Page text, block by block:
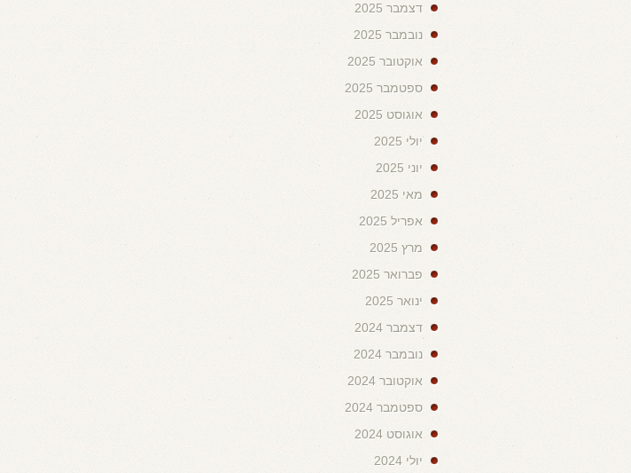
דצמבר 2025
נובמבר 2025
אוקטובר 2025
ספטמבר 2025
אוגוסט 2025
יולי 2025
יוני 2025
מאי 2025
אפריל 2025
מרץ 2025
פברואר 2025
ינואר 2025
דצמבר 2024
נובמבר 2024
אוקטובר 2024
ספטמבר 2024
אוגוסט 2024
יולי 2024